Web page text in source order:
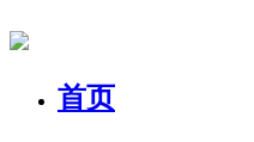
首页